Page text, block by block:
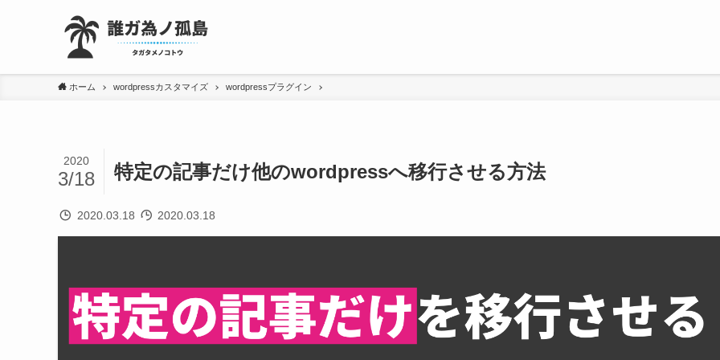
ホーム wordpressカスタマイズ wordpressプラグイン
特定の記事だけ他のwordpressへ移行させる方法
2020
3/18
2020.03.18 2020.03.18